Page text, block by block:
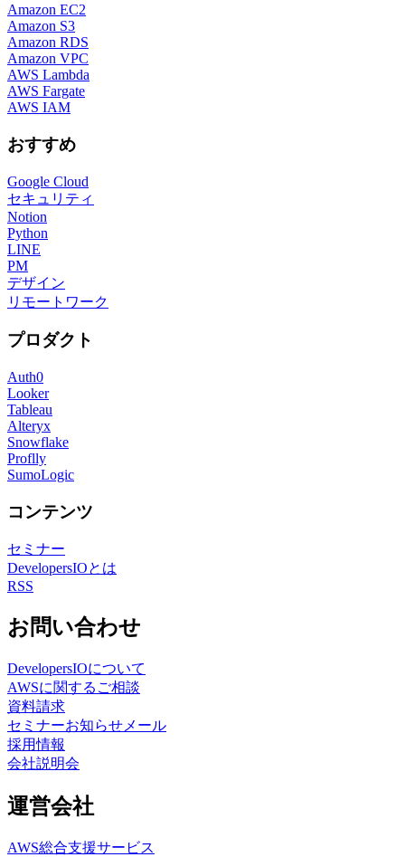
Amazon EC2
Amazon S3
Amazon RDS
Amazon VPC
AWS Lambda
AWS Fargate
AWS IAM
おすすめ
Google Cloud
セキュリティ
Notion
Python
LINE
PM
デザイン
リモートワーク
プロダクト
Auth0
Looker
Tableau
Alteryx
Snowflake
Proflly
SumoLogic
コンテンツ
セミナー
DevelopersIOとは
RSS
お問い合わせ
DevelopersIOについて
AWSに関するご相談
資料請求
セミナーお知らせメール
採用情報
会社説明会
運営会社
AWS総合支援サービス